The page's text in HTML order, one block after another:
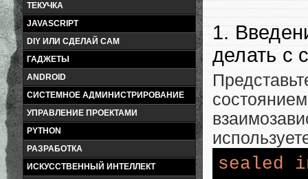
ТЕКУЧКА
JAVASCRIPT
DIY ИЛИ СДЕЛАЙ САМ
ГАДЖЕТЫ
ANDROID
СИСТЕМНОЕ АДМИНИСТРИРОВАНИЕ
УПРАВЛЕНИЕ ПРОЕКТАМИ
PYTHON
РАЗРАБОТКА
ИСКУССТВЕННЫЙ ИНТЕЛЛЕКТ
1.
делать с
sealed